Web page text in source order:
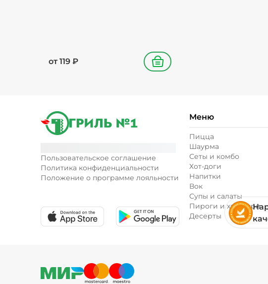
от 119 ₽ В корзину
Пользовательское соглашение
Политика конфиденциальности
Положение о программе лояльности
Меню
Пицца
Шаурма
Сеты и комбо
Хот-доги
Напитки
Вок
Супы и салаты
Пироги и хачапури
Десерты